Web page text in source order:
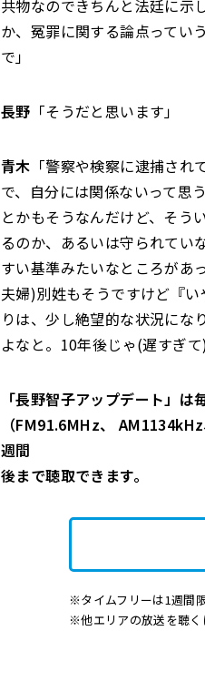
共物なのできちんと法廷に示
か、冤罪に関する論点ってい
で」
長野 「そうだと思います」
青木 「警察や検察に逮捕さ
で、自分には関係ないって思
とかもそうなんだけど、そう
るのか、あるいは守られてい
すい基準みたいなところがあ
夫婦)別姓もそうですけど『
りは、少し絶望的な状況にな
よなと。10年後じゃ(遅すぎて
「長野智子アップデート」
（FM91.6MHz、
週間
後まで聴取できます。
※タイムフリーは1週間
※他エリアの放送を聴く